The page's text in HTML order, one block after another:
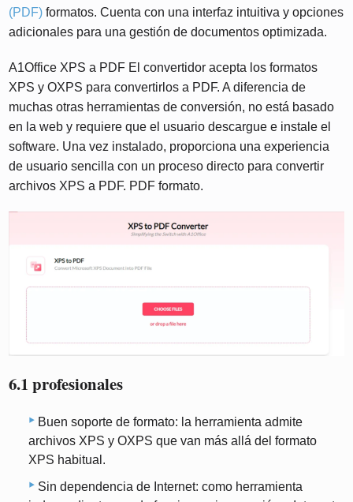
(PDF) formatos. Cuenta con una interfaz intuitiva y opciones
adicionales para una gestión de documentos optimizada.
A1Office XPS a PDF El convertidor acepta los formatos
XPS y OXPS para convertirlos a PDF. A diferencia de
muchas otras herramientas de conversión, no está basado
en la web y requiere que el usuario descargue e instale el
software. Una vez instalado, proporciona una experiencia
de usuario sencilla con un proceso directo para convertir
archivos XPS a PDF. PDF formato.
6.1 profesionales
Buen soporte de formato: la herramienta admite
archivos XPS y OXPS que van más allá del formato
XPS habitual.
Sin dependencia de Internet: como herramienta